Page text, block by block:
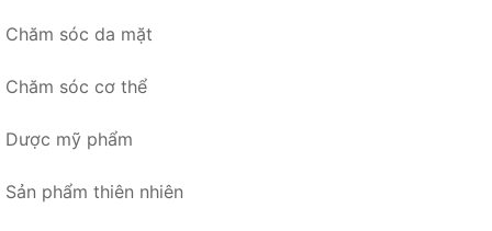
Chăm sóc da mặt
Chăm sóc cơ thể
Dược mỹ phẩm
Sản phẩm thiên nhiên